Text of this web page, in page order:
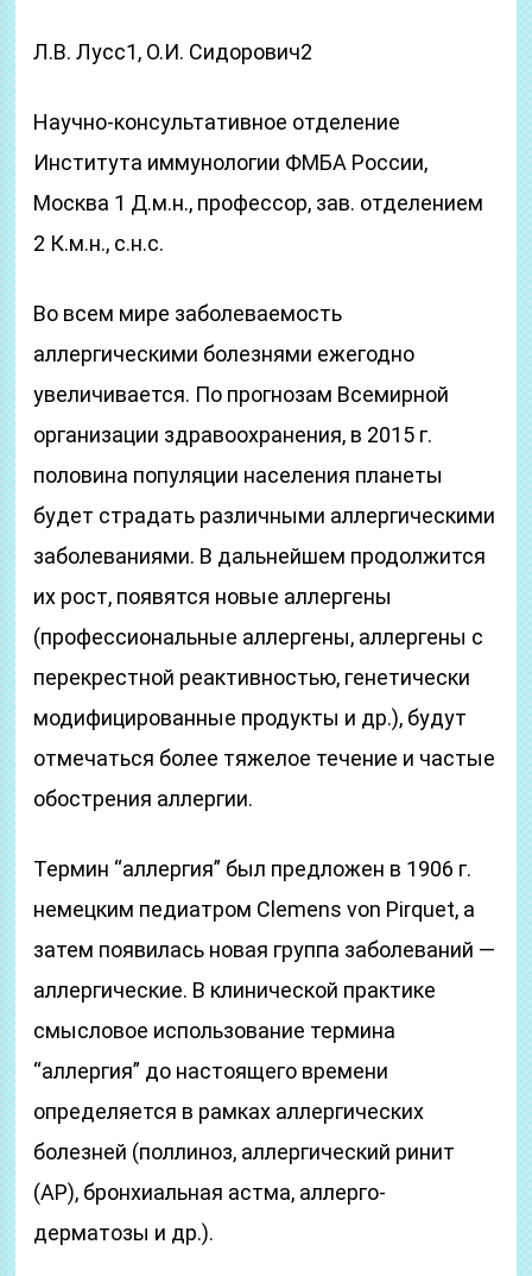
Л.В. Лусс1, О.И. Сидорович2
Научно-консультативное отделение
Института иммунологии ФМБА России,
Москва 1 Д.м.н., профессор, зав. отделением
2 К.м.н., с.н.с.
Во всем мире заболеваемость
аллергическими болезнями ежегодно
увеличивается. По прогнозам Всемирной
организации здравоохранения, в 2015 г.
половина популяции населения планеты
будет страдать различными аллергическими
заболеваниями. В дальнейшем продолжится
их рост, появятся новые аллергены
(профессиональные аллергены, аллергены с
перекрестной реактивностью, генетически
модифицированные продукты и др.), будут
отмечаться более тяжелое течение и частые
обострения аллергии.
Термин “аллергия” был предложен в 1906 г.
немецким педиатром Clemens von Pirquet, а
затем появилась новая группа заболеваний —
аллергические. В клинической практике
смысловое использование термина
“аллергия” до настоящего времени
определяется в рамках аллергических
болезней (поллиноз, аллергический ринит
(АР), бронхиальная астма, аллерго-
дерматозы и др.).